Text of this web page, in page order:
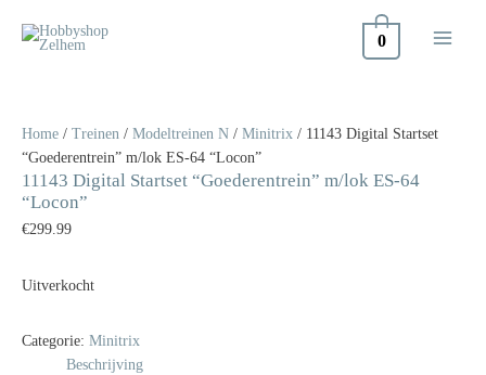
naar
0
Home / Treinen / Modeltreinen N / Minitrix / 11143 Digital Startset
“Goederentrein” m/lok ES-64 “Locon”
11143 Digital Startset “Goederentrein” m/lok ES-64
“Locon”
€299.99
Uitverkocht
Categorie: Minitrix
Beschrijving